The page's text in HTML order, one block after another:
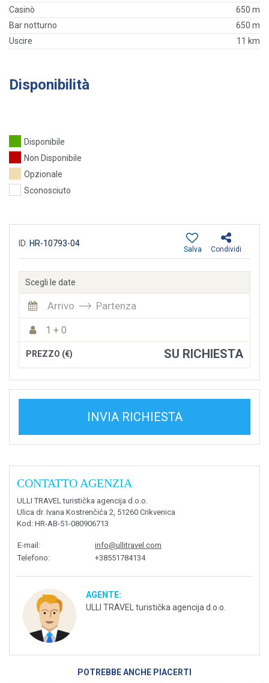
Casinò
650 m
Bar notturno
650 m
Uscire
11 km
Disponibilità
Disponibile
Non Disponibile
Opzionale
Sconosciuto
ID: HR-10793-04
Condividi
Salva
Scegli le date
Arrivo Partenza
1 + 0
PREZZO (€) SU RICHIESTA
INVIA RICHIESTA
CONTATTO AGENZIA
ULLI TRAVEL turistička agencija d.o.o.
Ulica dr. Ivana Kostrenčića 2, 51260 Crikvenica
Kod : HR-AB-51-080906713
E-mail :
info@ullitravel.com
Telefono: +38551784134
AGENTE:
ULLI TRAVEL turistička agencija d.o.o.
POTREBBE ANCHE PIACERTI